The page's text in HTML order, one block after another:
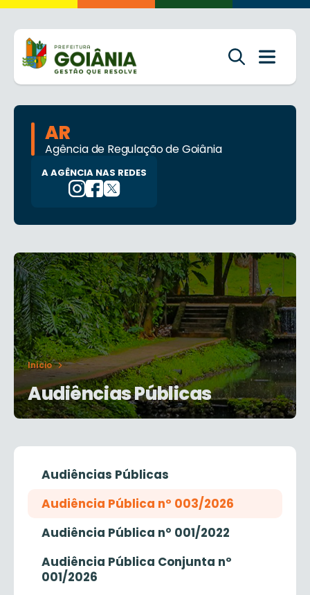
AR
Agência de Regulação de Goiânia
A AGÊNCIA NAS REDES
Início
Audiências Públicas
Audiências Públicas
Audiência Pública nº 003/2026
Audiência Pública n° 001/2022
Audiência Pública Conjunta nº
001/2026